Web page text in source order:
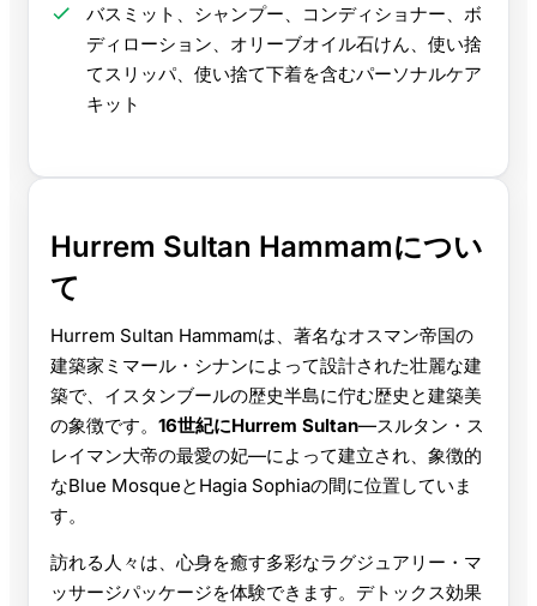
バスミット、シャンプー、コンディショナー、ボ
ディローション、オリーブオイル石けん、使い捨
てスリッパ、使い捨て下着を含むパーソナルケア
キット
Hurrem Sultan Hammamについ
て
Hurrem Sultan Hammamは、著名なオスマン帝国の
建築家ミマール・シナンによって設計された壮麗な建
築で、イスタンブールの歴史半島に佇む歴史と建築美
の象徴です。 16世紀にHurrem Sultan—スルタン・ス
レイマン大帝の最愛の妃—によって建立され、象徴的
なBlue MosqueとHagia Sophiaの間に位置していま
す。
訪れる人々は、心身を癒す多彩なラグジュアリー・マ
ッサージパッケージを体験できます。デトックス効果